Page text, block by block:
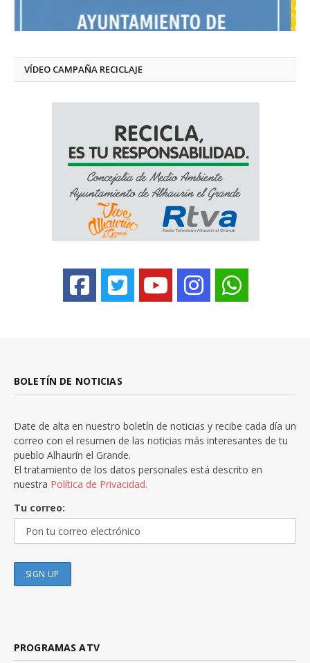
VÍDEO CAMPAÑA RECICLAJE
BOLETÍN DE NOTICIAS
Date de alta en nuestro boletín de noticias y recibe cada día un
correo con el resumen de las noticias más interesantes de tu
pueblo Alhaurín el Grande.
El tratamiento de los datos personales está descrito en
nuestra Política de Privacidad.
Tu correo:
PROGRAMAS ATV